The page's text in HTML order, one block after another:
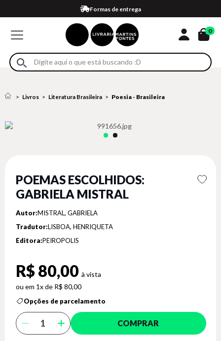
Formas de entrega
Compra 100% segura
Em até 4x sem juros no cartão*
Retire na loja
Eventos
0
Livros Literatura Brasileira Poesia - Brasileira
POEMAS ESCOLHIDOS:
GABRIELA MISTRAL
Autor:MISTRAL, GABRIELA
Tradutor:LISBOA, HENRIQUETA
Editora:PEIROPOLIS
R$ 80,00
1x de R$ 80,00
Opções de parcelamento
COMPRAR